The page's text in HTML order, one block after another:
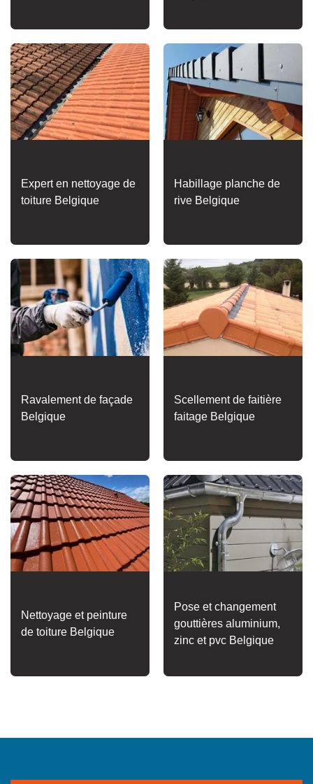
Expert en nettoyage de
toiture Belgique
Habillage planche de
rive Belgique
Ravalement de façade
Belgique
Scellement de faitière
faitage Belgique
Nettoyage et peinture
de toiture Belgique
Pose et changement
gouttières aluminium,
zinc et pvc Belgique